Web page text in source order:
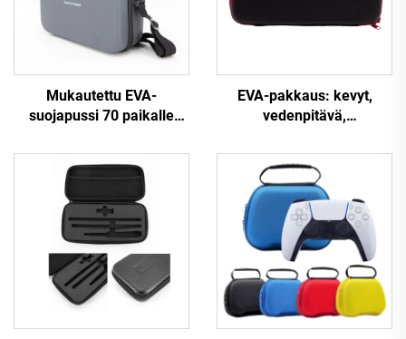
Mukautettu EVA-
suojapussi 70 paikalle
säilytyslaatikko
EVA-pakkaus: kevyt,
vedenpitävä,
mukautettava sähköisen
kosketinsoittimen
säilytyslaatikko –
maanjäristyksenvastainen,
kestävä, musta;
käytettävissä
leiriytymiseen ja
matkailuun.